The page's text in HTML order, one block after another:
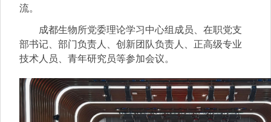
流。
成都生物所党委理论学习中心组成员、在职党支
部书记、部门负责人、创新团队负责人、正高级专业
技术人员、青年研究员等参加会议。